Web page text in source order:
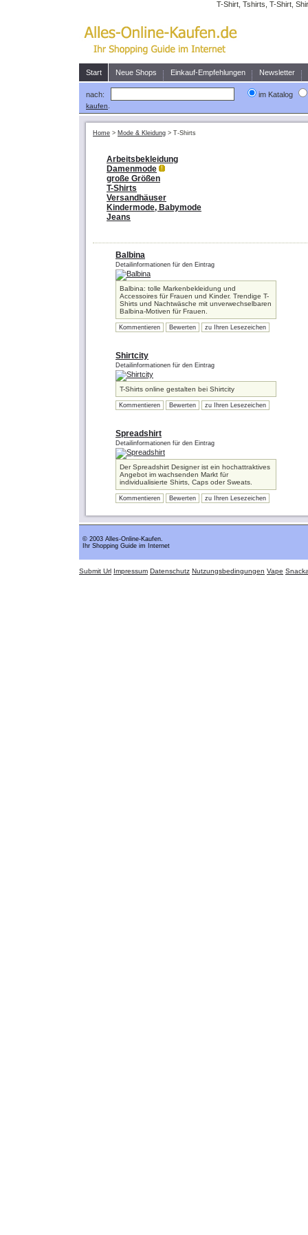
T-Shirt, Tshirts, T-Shirt,
Start Neue Shops Einkauf-Empfehlungen Newsletter
nach: im Katalog
kaufen
Home > Mode & Kleidung > T-Shirts
Arbeitsbekleidung
Damenmode !
große Größen
T-Shirts
Versandhäuser
Kindermode, Babymode
Jeans
Balbina
Detailinformationen für den Eintrag
Balbina: tolle Markenbekleidung und
Accessoires für Frauen und Kinder. Trendige T-
Shirts und Nachtwäsche mit unverwechselbaren
Balbina-Motiven für Frauen.
Kommentieren Bewerten zu Ihren Lesezeichen
Shirtcity
Detailinformationen für den Eintrag
T-Shirts online gestalten bei Shirtcity
Kommentieren Bewerten zu Ihren Lesezeichen
Spreadshirt
Detailinformationen für den Eintrag
Der Spreadshirt Designer ist ein hochattraktives
Angebot im wachsenden Markt für
individualisierte Shirts, Caps oder Sweats.
Kommentieren Bewerten zu Ihren Lesezeichen
© 2003 Alles-Online-Kaufen.
Ihr Shopping Guide im Internet
Submit Url Impressum Datenschutz Nutzungsbedingungen Vape